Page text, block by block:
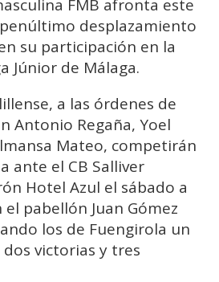
FMB afronta este
desplazamiento
su participación en la
Júnior de Málaga.
a las órdenes de
Antonio Regaña, Yoel
Mateo, competirán
ante el CB Salliver
Hotel Azul el sábado a
el pabellón Juan Gómez
los de Fuengirola un
victorias y tres